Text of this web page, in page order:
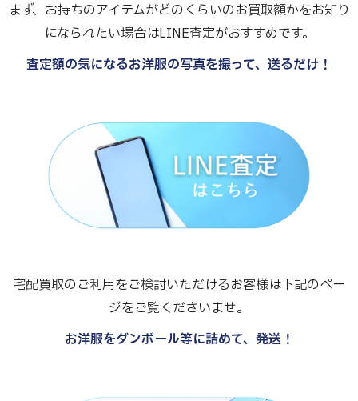
まず、お持ちのアイテムがどのくらいのお買取額かをお知り
になられたい場合はLINE査定がおすすめです。
査定額の気になるお洋服の写真を撮って、送るだけ！
宅配買取のご利用をご検討いただけるお客様は下記のペー
ジをご覧くださいませ。
お洋服をダンボール等に詰めて、発送！